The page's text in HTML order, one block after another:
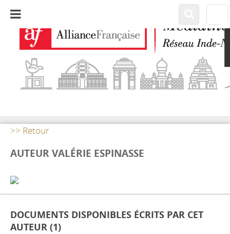
>> Retour
AUTEUR VALÉRIE ESPINASSE
DOCUMENTS DISPONIBLES ÉCRITS PAR CET
AUTEUR (1)